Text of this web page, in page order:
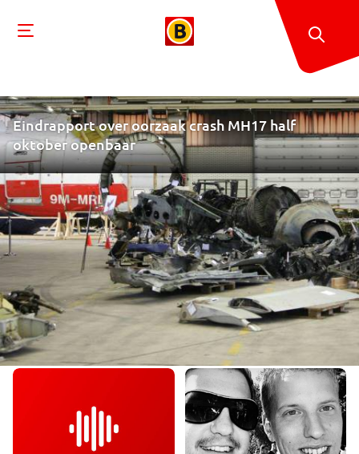
Eindrapport over oorzaak crash MH17 half
oktober openbaar